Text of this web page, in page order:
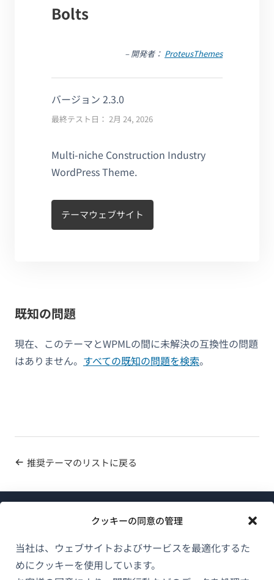
クッキーの同意の管理
当社は、ウェブサイトおよびサービスを最適化するた
めにクッキーを使用しています。
Bolts
– 開発者： ProteusThemes
バージョン 2.3.0
最終テスト日： 2月 24, 2026
Multi-niche Construction Industry
WordPress Theme.
テーマウェブサイト
既知の問題
現在、このテーマとWPMLの間に未解決の互換性の問題
はありません。 すべての既知の問題を検索。
推奨テーマのリストに戻る
WPMLについて